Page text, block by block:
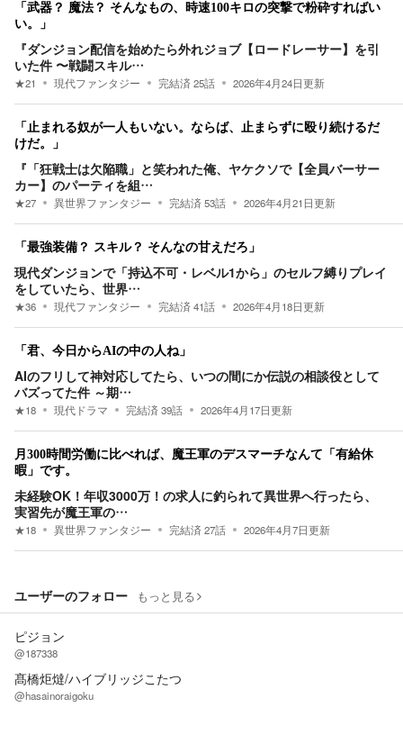
「武器？ 魔法？ そんなもの、時速100キロの突撃で粉砕すればい
い。」
『ダンジョン配信を始めたら外れジョブ【ロードレーサー】を引
いた件 〜戦闘スキル…
★21 現代ファンタジー 完結済25話 2026年4月24日更新
「止まれる奴が一人もいない。ならば、止まらずに殴り続けるだ
けだ。」
『「狂戦士は欠陥職」と笑われた俺、ヤケクソで【全員バーサー
カー】のパーティを組…
★27 異世界ファンタジー 完結済53話 2026年4月21日更新
「最強装備？ スキル？ そんなの甘えだろ」
現代ダンジョンで「持込不可・レベル1から」のセルフ縛りプレイ
をしていたら、世界…
★36 現代ファンタジー 完結済41話 2026年4月18日更新
「君、今日からAIの中の人ね」
AIのフリして神対応してたら、いつの間にか伝説の相談役として
バズってた件 ～期…
★18 現代ドラマ 完結済39話 2026年4月17日更新
月300時間労働に比べれば、魔王軍のデスマーチなんて「有給休
暇」です。
未経験OK！年収3000万！の求人に釣られて異世界へ行ったら、
実習先が魔王軍の…
★18 異世界ファンタジー 完結済27話 2026年4月7日更新
ユーザーのフォロー もっと見る
ピジョン
@187338
髙橋炬燵/ハイブリッジこたつ
@hasainoraigoku